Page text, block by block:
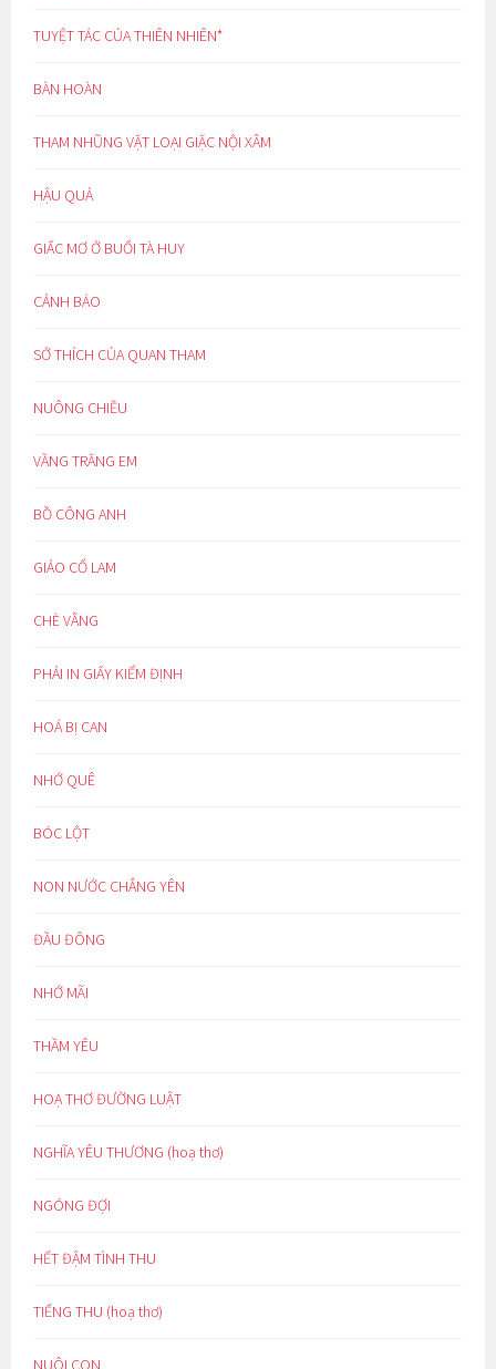
TUYỆT TÁC CỦA THIÊN NHIÊN*
BÀN HOÀN
THAM NHŨNG VẶT LOẠI GIẶC NỘI XÂM
HẬU QUẢ
GIẤC MƠ Ở BUỔI TÀ HUY
CẢNH BÁO
SỞ THÍCH CỦA QUAN THAM
NUÔNG CHIỀU
VẦNG TRĂNG EM
BỒ CÔNG ANH
GIẢO CỔ LAM
CHÈ VẰNG
PHẢI IN GIẤY KIỂM ĐỊNH
HOÁ BỊ CAN
NHỚ QUÊ
BÓC LỘT
NON NƯỚC CHẲNG YÊN
ĐẦU ĐÔNG
NHỚ MÃI
THẦM YÊU
HOẠ THƠ ĐƯỜNG LUẬT
NGHĨA YÊU THƯƠNG (hoạ thơ)
NGÓNG ĐỢI
HẾT ĐẬM TÌNH THU
TIẾNG THU (hoạ thơ)
NUÔI CON